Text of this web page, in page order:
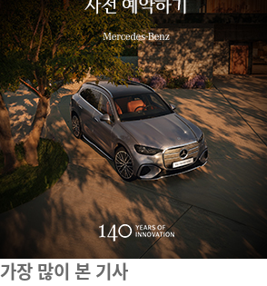
가장 많이 본 기사